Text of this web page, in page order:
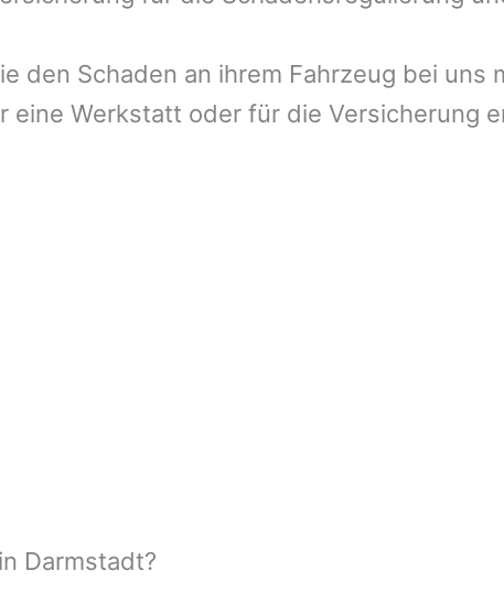
den Schaden an ihrem Fahrzeug bei uns
eine Werkstatt oder für die Versicherung
Darmstadt?